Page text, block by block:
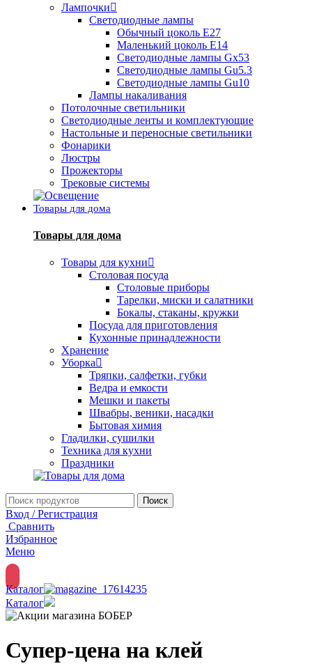
Лампочки
Светодиодные лампы
Обычный цоколь Е27
Маленький цоколь Е14
Светодиодные лампы Gx53
Светодиодные лампы Gu5.3
Светодиодные лампы Gu10
Лампы накаливания
Потолочные светильники
Светодиодные ленты и комплектующие
Настольные и переносные светильники
Фонарики
Люстры
Прожекторы
Трековые системы
Товары для дома
Товары для дома
Товары для кухни
Столовая посуда
Столовые приборы
Тарелки, миски и салатники
Бокалы, стаканы, кружки
Посуда для приготовления
Кухонные принадлежности
Хранение
Уборка
Тряпки, салфетки, губки
Ведра и емкости
Мешки и пакеты
Швабры, веники, насадки
Бытовая химия
Гладилки, сушилки
Техника для кухни
Праздники
Поиск
Вход / Регистрация
Сравнить
Избранное
Меню
Каталог
Каталог
Супер-цена на клей